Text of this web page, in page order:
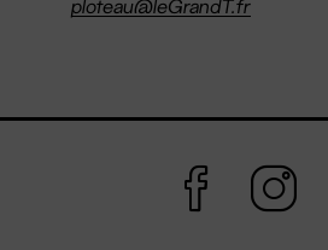
ploteau@leGrandT.fr